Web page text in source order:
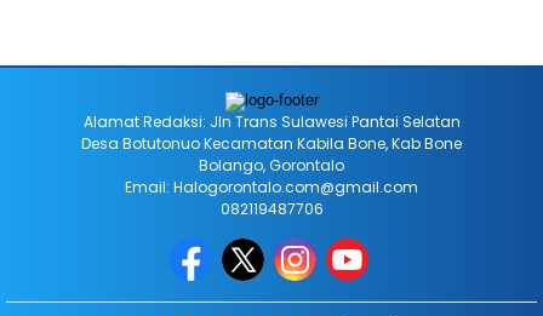
Alamat Redaksi: Jln Trans Sulawesi Pantai Selatan
Desa Botutonuo Kecamatan Kabila Bone, Kab Bone
Bolango, Gorontalo
Email: Halogorontalo.com@gmail.com
082119487706